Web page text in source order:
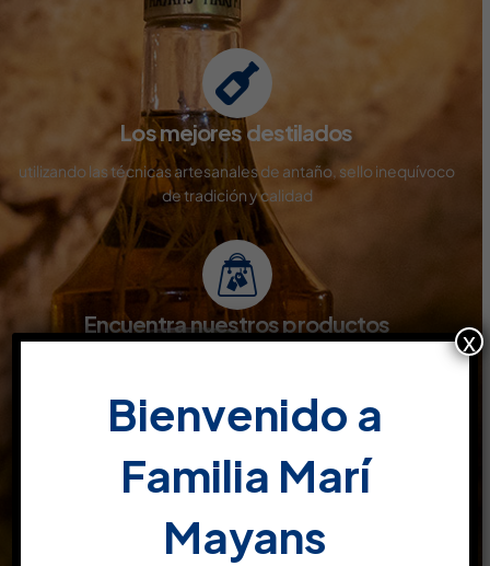
Los mejores destilados
utilizando las técnicas artesanales de antaño, sello inequívoco
de tradición y calidad
Encuentra nuestros productos
son el resultado de pruebas y conocimientos, estudiados y
Bienvenido a
Familia Marí
Mayans
x